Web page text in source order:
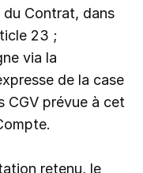
du Contrat, dans
23 ;
via la
de la case
CGV prévue à cet
retenu, le